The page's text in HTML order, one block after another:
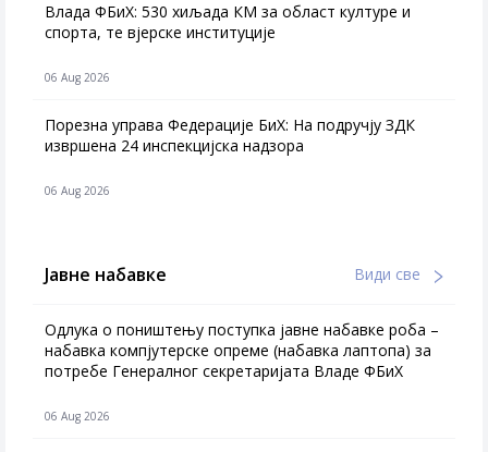
Влада ФБиХ: 530 хиљада КМ за област културе и
спорта, те вјерске институције
06 Aug 2026
Порезна управа Федерације БиХ: На подручју ЗДК
извршена 24 инспекцијска надзора
06 Aug 2026
Јавне набавке Види све
Одлука о поништењу поступка јавне набавке роба –
набавка компјутерске опреме (набавка лаптопа) за
потребе Генералног секретаријата Владе ФБиХ
06 Aug 2026